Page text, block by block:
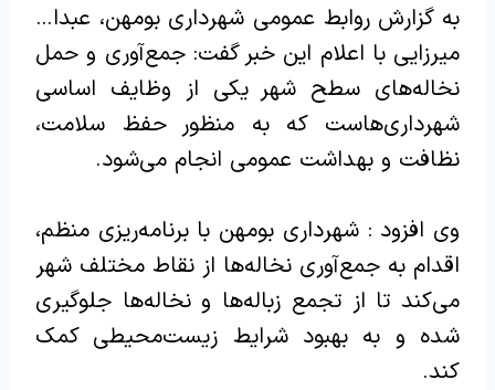
به گزارش روابط عمومی شهرداری بومهن، عبدا…
میرزایی با اعلام این خبر گفت: جمع‌آوری و حمل
نخاله‌های سطح شهر یکی از وظایف اساسی
شهرداری‌هاست که به منظور حفظ سلامت،
نظافت و بهداشت عمومی انجام می‌شود.
وی افزود : شهرداری‌ بومهن با برنامه‌ریزی منظم،
اقدام به جمع‌آوری نخاله‌ها از نقاط مختلف شهر
می‌کند تا از تجمع زباله‌ها و نخاله‌ها جلوگیری
شده و به بهبود شرایط زیست‌محیطی کمک
کند.